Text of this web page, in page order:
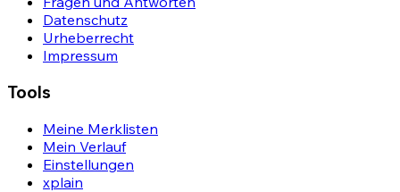
Datenschutz
Urheberrecht
Impressum
Tools
Meine Merklisten
Mein Verlauf
Einstellungen
xplain